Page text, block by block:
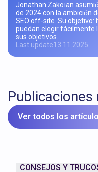
Jonathan Zakoïan
de 2024 con la ambición
SEO off-site. Su objetivo:
puedan elegir fácilmente
sus objetivos.
Last update13.11.2025
Ver todos los
CONSEJOS Y